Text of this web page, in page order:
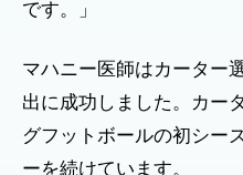
です。」
マハニー医師はカーター
出に成功しました。カー
グフットボールの初シー
ーを続けています。